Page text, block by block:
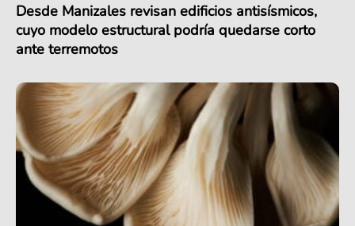
Desde Manizales revisan edificios antisísmicos,
cuyo modelo estructural podría quedarse corto
ante terremotos